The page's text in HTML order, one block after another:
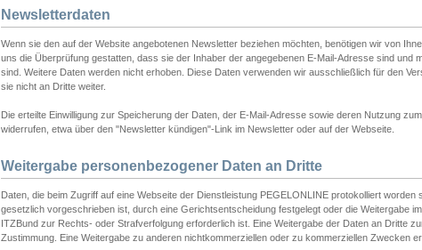
Newsletterdaten
Wenn sie den auf der Website angebotenen Newsletter beziehen möchten, benötigen wir von
uns die Überprüfung gestatten, dass sie der Inhaber der angegebenen E-Mail-Adresse sind und
sind. Weitere Daten werden nicht erhoben. Diese Daten verwenden wir ausschließlich für den
sie nicht an Dritte weiter.
Die erteilte Einwilligung zur Speicherung der Daten, der E-Mail-Adresse sowie deren Nutzung
widerrufen, etwa über den "Newsletter kündigen"-Link im Newsletter oder auf der Webseite.
Weitergabe personenbezogener Daten an Dritte
Daten, die beim Zugriff auf eine Webseite der Dienstleistung PEGELONLINE protokolliert
gesetzlich vorgeschrieben ist, durch eine Gerichtsentscheidung festgelegt oder die Weitergabe
ITZBund zur Rechts- oder Strafverfolgung erforderlich ist. Eine Weitergabe der Daten an Dritte
Zustimmung. Eine Weitergabe zu anderen nichtkommerziellen oder zu kommerziellen Zwecken